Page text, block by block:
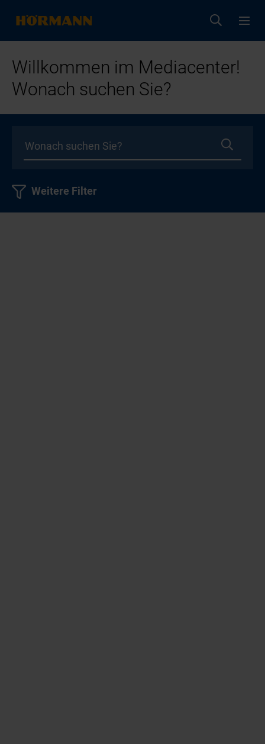
Willkommen im Mediacenter!
Wonach suchen Sie?
Weitere Filter